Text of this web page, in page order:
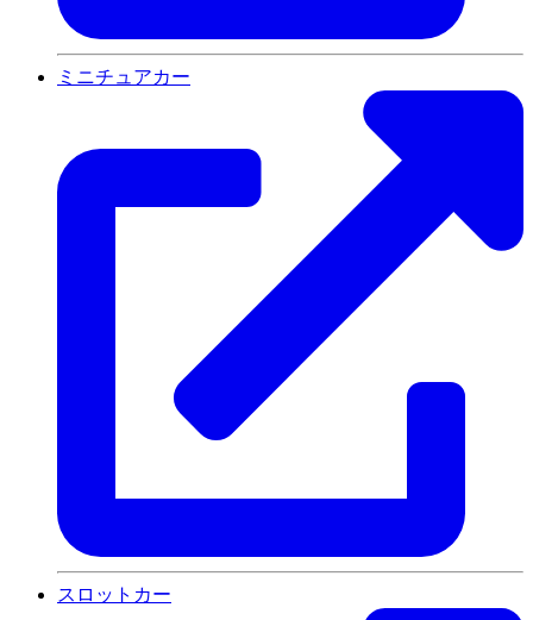
ミニチュアカー
スロットカー